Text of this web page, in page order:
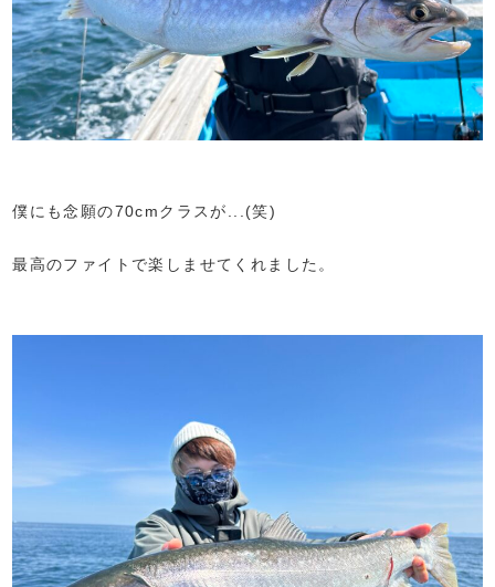
僕にも念願の70cmクラスが...(笑)
最高のファイトで楽しませてくれました。